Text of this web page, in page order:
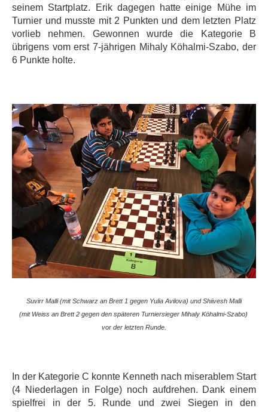
seinem Startplatz. Erik dagegen hatte einige Mühe im
Turnier und musste mit 2 Punkten und dem letzten Platz
vorlieb nehmen. Gewonnen wurde die Kategorie B
übrigens vom erst 7-jährigen Mihaly Köhalmi-Szabo, der
6 Punkte holte.
Suvirr Malli (mit Schwarz an Brett 1 gegen Yulia Avilova) und Shiivesh Malli
(mit Weiss an Brett 2 gegen den späteren Turniersieger Mihaly Köhalmi-Szabo)
vor der letzten Runde.
In der Kategorie C konnte Kenneth nach miserablem Start
(4 Niederlagen in Folge) noch aufdrehen. Dank einem
spielfrei in der 5. Runde und zwei Siegen in den